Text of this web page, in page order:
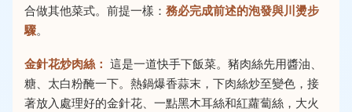
合做其他菜式。前提一樣： 務必完成前述的泡發與川燙步
驟。
金針花炒肉絲： 這是一道快手下飯菜。豬肉絲先用醬油、
糖、太白粉醃一下。熱鍋爆香蒜末，下肉絲炒至變色，接
著放入處理好的金針花、一點黑木耳絲和紅蘿蔔絲，大火